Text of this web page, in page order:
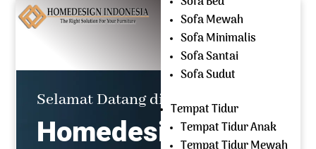
OPEN EVERYDAY
(+62) 81 229 604 267
Selamat Datang di
Homedesign
Sofa Mewah
Sofa Minimalis
Sofa Santai
Sofa Sudut
Tempat Tidur
Tempat Tidur Anak